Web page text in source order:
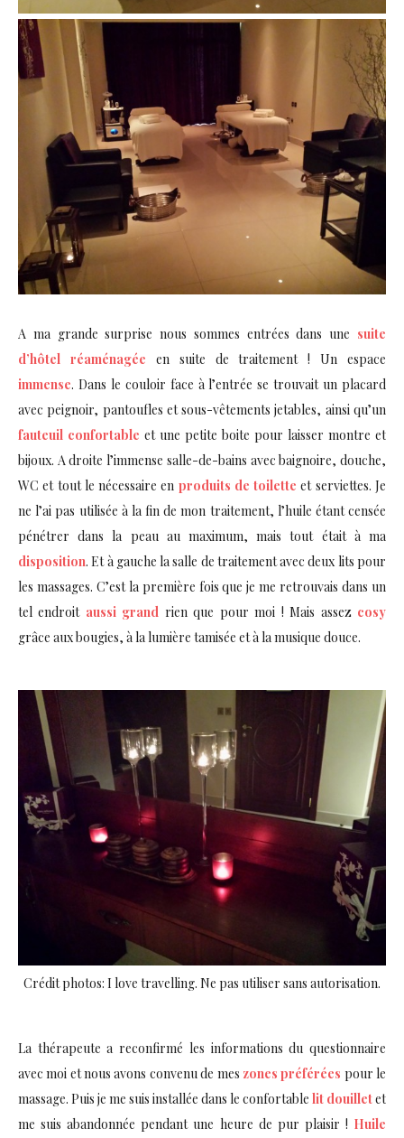
A ma grande surprise nous sommes entrées dans une suite
d’hôtel réaménagée en suite de traitement ! Un espace
immense. Dans le couloir face à l’entrée se trouvait un placard
avec peignoir, pantoufles et sous-vêtements jetables, ainsi qu’un
fauteuil confortable et une petite boite pour laisser montre et
bijoux. A droite l’immense salle-de-bains avec baignoire, douche,
WC et tout le nécessaire en produits de toilette et serviettes. Je
ne l’ai pas utilisée à la fin de mon traitement, l’huile étant censée
pénétrer dans la peau au maximum, mais tout était à ma
disposition. Et à gauche la salle de traitement avec deux lits pour
les massages. C’est la première fois que je me retrouvais dans un
tel endroit aussi grand rien que pour moi ! Mais assez cosy
grâce aux bougies, à la lumière tamisée et à la musique douce.
Crédit photos: I love travelling. Ne pas utiliser sans autorisation.
La thérapeute a reconfirmé les informations du questionnaire
avec moi et nous avons convenu de mes zones préférées pour le
massage. Puis je me suis installée dans le confortable lit douilletet
me suis abandonnée pendant une heure de pur plaisir ! Huile